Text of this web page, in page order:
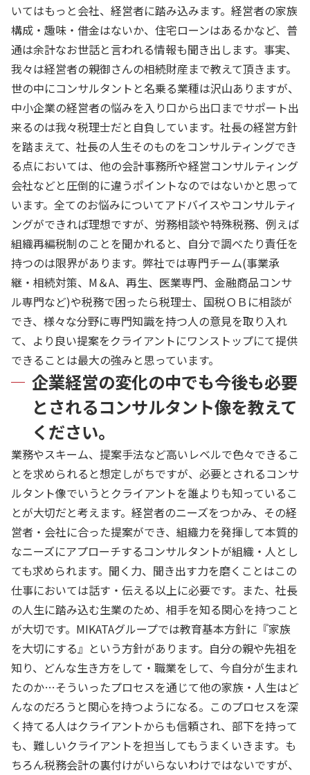
いてはもっと会社、経営者に踏み込みます。経営者の家族
構成・趣味・借金はないか、住宅ローンはあるかなど、普
通は余計なお世話と言われる情報も聞き出します。事実、
我々は経営者の親御さんの相続財産まで教えて頂きます。
世の中にコンサルタントと名乗る業種は沢山ありますが、
中小企業の経営者の悩みを入り口から出口までサポート出
来るのは我々税理士だと自負しています。社長の経営方針
を踏まえて、社長の人生そのものをコンサルティングでき
る点においては、他の会計事務所や経営コンサルティング
会社などと圧倒的に違うポイントなのではないかと思って
います。全てのお悩みについてアドバイスやコンサルティ
ングができれば理想ですが、労務相談や特殊税務、例えば
組織再編税制のことを聞かれると、自分で調べたり責任を
持つのは限界があります。弊社では専門チーム(事業承
継・相続対策、M＆A、再生、医業専門、金融商品コンサ
ル専門など)や税務で困ったら税理士、国税ＯＢに相談が
でき、様々な分野に専門知識を持つ人の意見を取り入れ
て、より良い提案をクライアントにワンストップにて提供
できることは最大の強みと思っています。
企業経営の変化の中でも今後も必要
とされるコンサルタント像を教えて
ください。
業務やスキーム、提案手法など高いレベルで色々できるこ
とを求められると想定しがちですが、必要とされるコンサ
ルタント像でいうとクライアントを誰よりも知っているこ
とが大切だと考えます。経営者のニーズをつかみ、その経
営者・会社に合った提案ができ、組織力を発揮して本質的
なニーズにアプローチするコンサルタントが組織・人とし
ても求められます。聞く力、聞き出す力を磨くことはこの
仕事においては話す・伝える以上に必要です。また、社長
の人生に踏み込む生業のため、相手を知る関心を持つこと
が大切です。MIKATAグループでは教育基本方針に『家族
を大切にする』という方針があります。自分の親や先祖を
知り、どんな生き方をして・職業をして、今自分が生まれ
たのか…そういったプロセスを通じて他の家族・人生はど
んなのだろうと関心を持つようになる。このプロセスを深
く持てる人はクライアントからも信頼され、部下を持って
も、難しいクライアントを担当してもうまくいきます。も
ちろん税務会計の裏付けがいらないわけではないですが、